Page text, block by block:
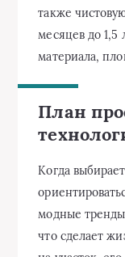
также
месяцев до 1,5
материала,
План
Когда
модные
что сделает